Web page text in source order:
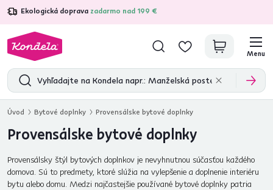
Ekologická doprava zadarmo nad 199 €
4,7 31 211overených produktových recenzií
Menu
Úvod Bytové doplnky Provensálske bytové doplnky
Provensálske bytové doplnky
Provensálsky štýl bytových doplnkov je nevyhnutnou súčasťou každého
domova. Sú to predmety, ktoré slúžia na vylepšenie a doplnenie interiéru
bytu alebo domu. Medzi najčastejšie používané bytové doplnky patria